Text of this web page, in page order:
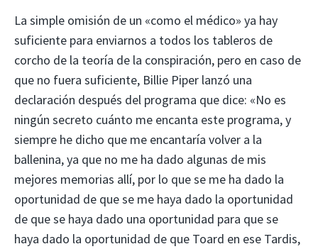
La simple omisión de un «como el médico» ya hay
suficiente para enviarnos a todos los tableros de
corcho de la teoría de la conspiración, pero en caso de
que no fuera suficiente, Billie Piper lanzó una
declaración después del programa que dice: «No es
ningún secreto cuánto me encanta este programa, y ​​
siempre he dicho que me encantaría volver a la
ballenina, ya que no me ha dado algunas de mis
mejores memorias allí, por lo que se me ha dado la
oportunidad de que se me haya dado la oportunidad
de que se haya dado una oportunidad para que se
haya dado la oportunidad de que Toard en ese Tardis,